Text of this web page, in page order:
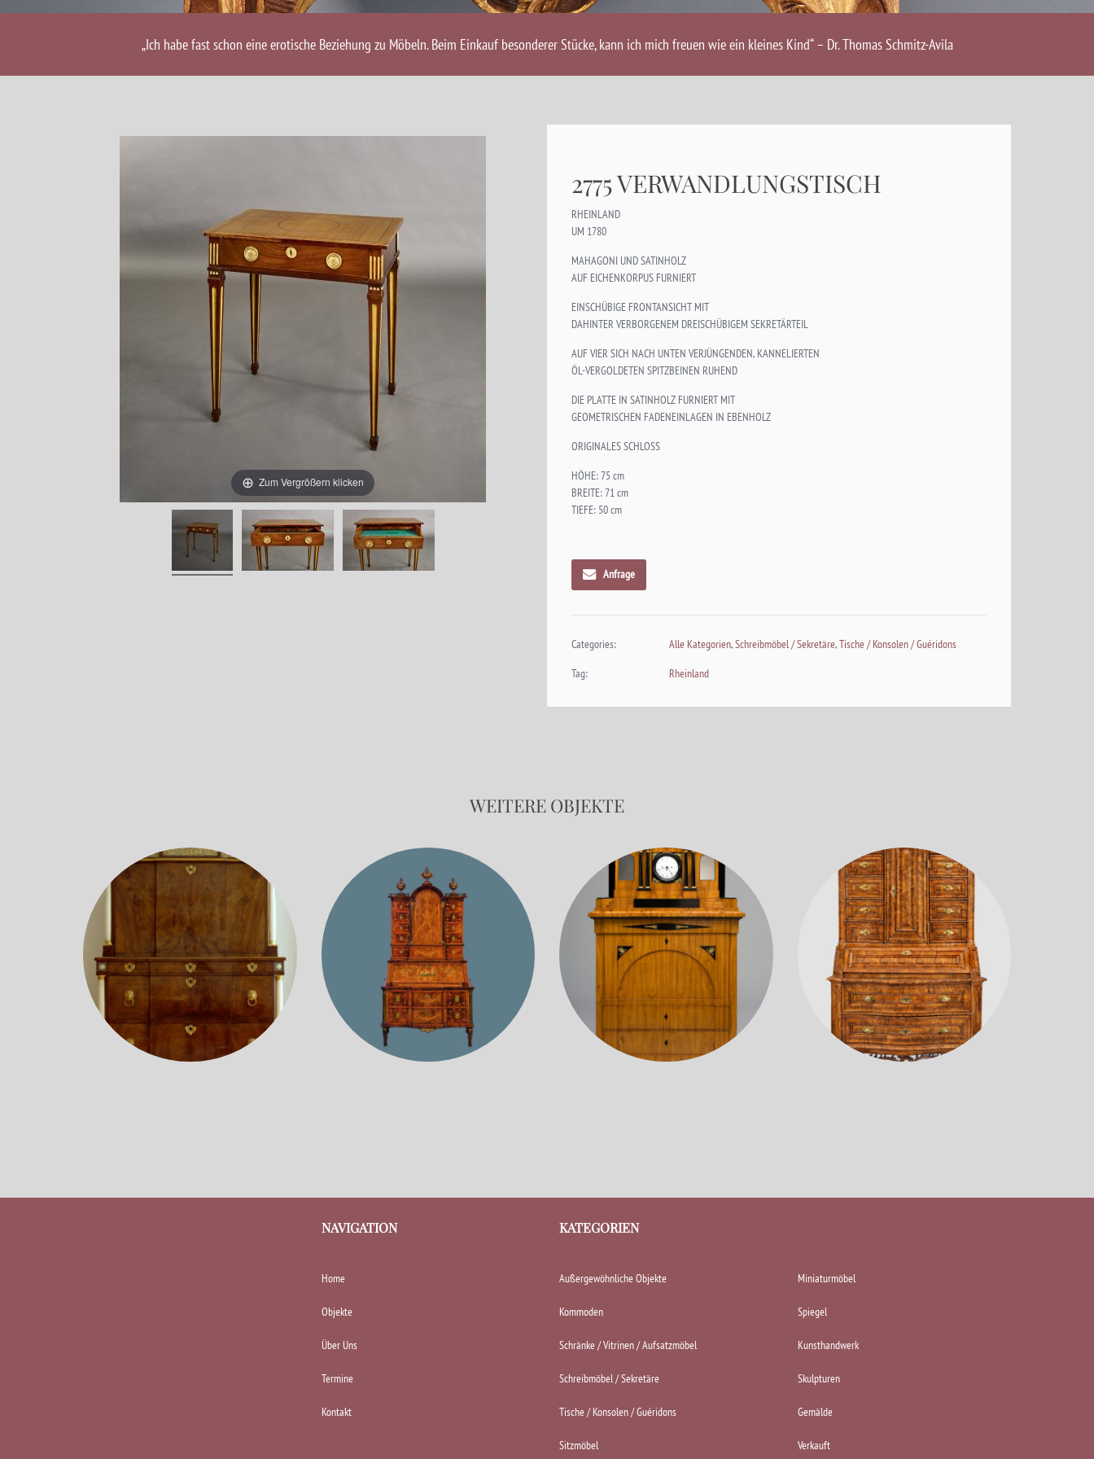
„Ich habe fast schon eine erotische Beziehung zu Möbeln. Beim Einkauf besonderer Stücke, kann ich mich freuen wie ein kleines Kind“ – Dr. Thomas Schmitz-Avila
Zum Vergrößern klicken
2775 VERWANDLUNGSTISCH
RHEINLAND
UM 1780
MAHAGONI UND SATINHOLZ
AUF EICHENKORPUS FURNIERT
EINSCHÜBIGE FRONTANSICHT MIT
DAHINTER VERBORGENEM DREISCHÜBIGEM SEKRETÄRTEIL
AUF VIER SICH NACH UNTEN VERJÜNGENDEN, KANNELIERTEN
ÖL-VERGOLDETEN SPITZBEINEN RUHEND
DIE PLATTE IN SATINHOLZ FURNIERT MIT
GEOMETRISCHEN FADENEINLAGEN IN EBENHOLZ
ORIGINALES SCHLOSS
HÖHE: 75 cm
BREITE: 71 cm
TIEFE: 50 cm
Anfrage
Categories: Alle Kategorien,Schreibmöbel / Sekretäre,Tische / Konsolen / Guéridons
Tag:
Rheinland
WEITERE OBJEKTE
NAVIGATION
Home
Objekte
Über Uns
Termine
Kontakt
KATEGORIEN
Außergewöhnliche Objekte
Kommoden
Schränke / Vitrinen / Aufsatzmöbel
Schreibmöbel / Sekretäre
Tische / Konsolen / Guéridons
Sitzmöbel
Miniaturmöbel
Spiegel
Kunsthandwerk
Skulpturen
Gemälde
Verkauft